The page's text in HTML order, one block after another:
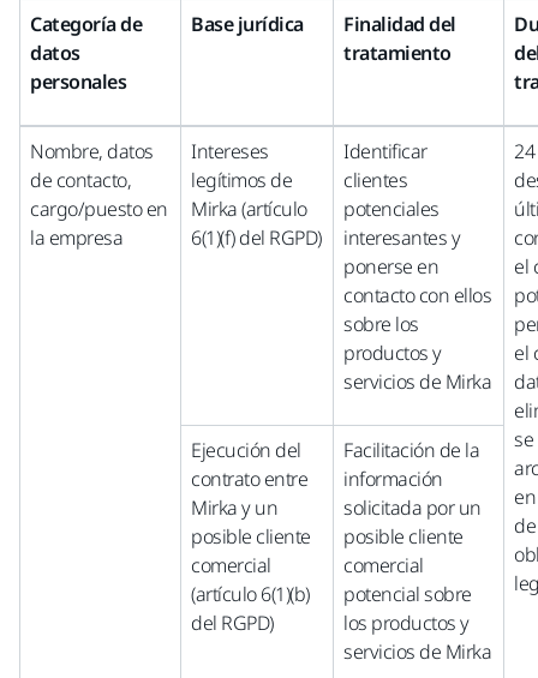
Categoría de
datos
personales
Base jurídica
Finalidad del
tratamiento
Nombre, datos
de contacto,
cargo/puesto en
la empresa
Intereses
legítimos de
Mirka (artículo
6(1)(f) del RGPD)
Identificar
clientes
potenciales
interesantes y
ponerse en
contacto con ellos
sobre los
productos y
servicios de Mirka
el
el
se
Ejecución del
contrato entre
Mirka y un
posible cliente
comercial
(artículo 6(1)(b)
del RGPD)
Facilitación de la
información
solicitada por un
posible cliente
comercial
potencial sobre
los productos y
servicios de Mirka